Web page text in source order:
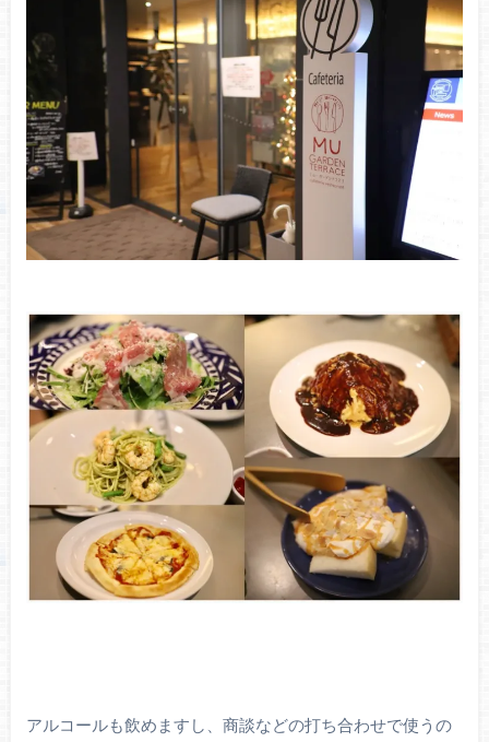
アルコールも飲めますし、商談などの打ち合わせで使うの